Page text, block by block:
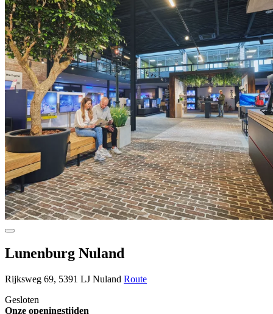
Lunenburg Nuland
Rijksweg 69, 5391 LJ Nuland Route
Gesloten
Onze openingstijden